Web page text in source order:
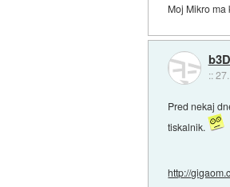
Moj Mikro
::
Pred nekaj
tiskalnik.
http://